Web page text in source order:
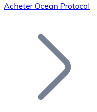
Bitcoin
Acheter Ocean Protocol